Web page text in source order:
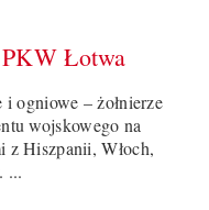
Łotwa
ogniowe – żołnierze
wojskowego na
Hiszpanii, Włoch,
...